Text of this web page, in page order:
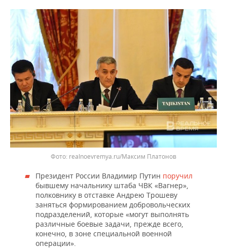
realnoevremya.ru/Максим Платонов
Президент России Владимир Путин поручил
бывшему начальнику штаба ЧВК «Вагнер»,
полковнику в отставке Андрею Трошеву
заняться формированием добровольческих
подразделений, которые «могут выполнять
различные боевые задачи, прежде всего,
конечно, в зоне специальной военной
операции».